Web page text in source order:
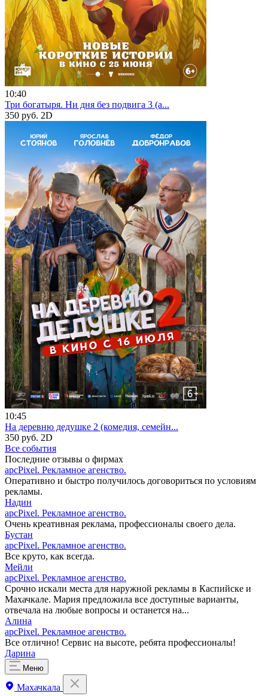
10:40
Три богатыря. Ни дня без подвига 3 (а...
350 руб. 2D
10:45
На деревню дедушке 2 (комедия, семейн...
350 руб. 2D
Все события
Последние отзывы о фирмах
apcPixel. Рекламное агенство.
Оперативно и быстро получилось договориться по условиям
рекламы.
Надин
apcPixel. Рекламное агенство.
Очень креативная реклама, профессионалы своего дела.
Бустан
apcPixel. Рекламное агенство.
Все круто, как всегда.
Мейли
apcPixel. Рекламное агенство.
Срочно искали места для наружной рекламы в Каспийске и
Махачкале. Мария предложила все доступные варианты,
отвечала на любые вопросы и останется на...
Алина
apcPixel. Рекламное агенство.
Все отлично! Сервис на высоте, ребята профессионалы!
Дарина
Меню
Махачкала